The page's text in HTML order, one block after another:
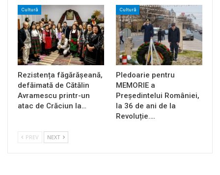
Cultură
Rezistența făgărășeană,
defăimată de Cătălin
Avramescu printr-un
atac de Crăciun la…
Cultură
Pledoarie pentru
MEMORIE a
Președintelui României,
la 36 de ani de la
Revoluție.…
PREV NEXT